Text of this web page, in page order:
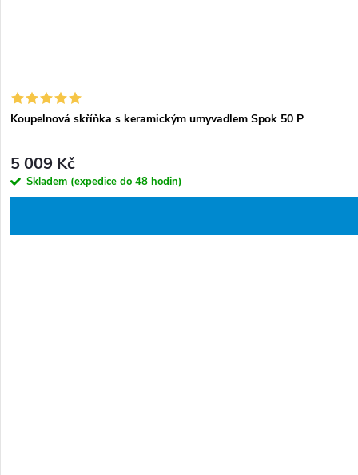
Koupelnová skříňka s keramickým umyvadlem Spok 50 P
5 009 Kč
Skladem (expedice do 48 hodin)